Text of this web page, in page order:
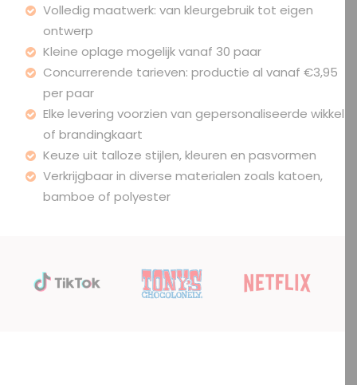
Volledig maatwerk: van kleurgebruik tot eigen
ontwerp
Kleine oplage mogelijk vanaf 30 paar
Concurrerende tarieven: productie al vanaf €3,95
per paar
Elke levering voorzien van gepersonaliseerde wikkel
of brandingkaart
Keuze uit talloze stijlen, kleuren en pasvormen
Verkrijgbaar in diverse materialen zoals katoen,
bamboe of polyester